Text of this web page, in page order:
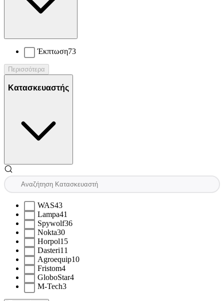
Έκπτωση73
Περισσότερα
Κατασκευαστής
WAS43
Lampa41
Spywolf36
Nokta30
Horpol15
Dasteri11
Agroequip10
Fristom4
GloboStar4
M-Tech3